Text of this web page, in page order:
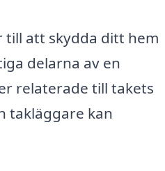
till att skydda ditt hem
delarna av en
relaterade till takets
takläggare kan